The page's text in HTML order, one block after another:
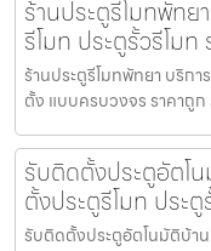
ร้านประตูรีโมทพัทย
รีโมท ประตูรั้วรีโมท
ร้านประตูรีโมทพัทยา บริกา
ตั้ง แบบครบวงจร ราคาถูก
รับติดตั้งประตูอัตโ
ตั้งประตูรีโมท ประ
รับติดตั้งประตูอัตโนมัติบ้าน